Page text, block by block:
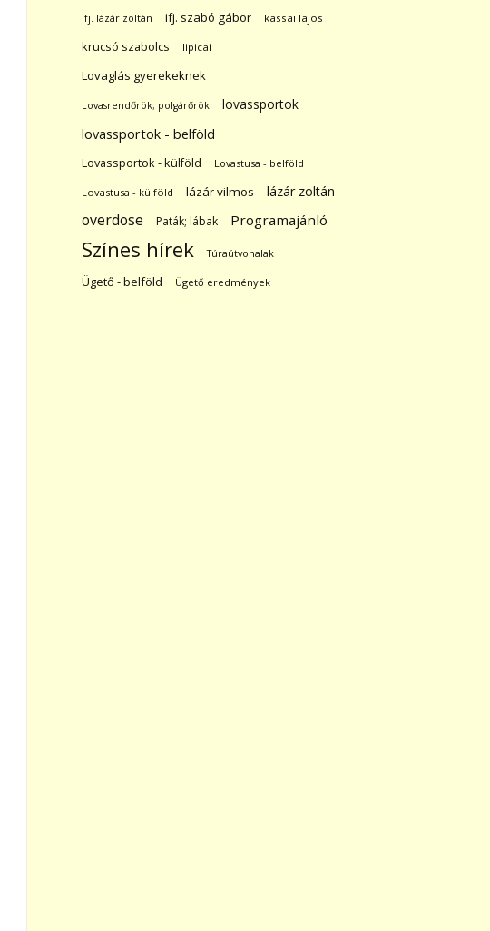
ifj. lázár zoltán ifj. szabó gábor kassai lajos
krucsó szabolcs lipicai
Lovaglás gyerekeknek
Lovasrendőrök; polgárőrök
lovassportok
lovassportok - belföld
Lovassportok - külföld Lovastusa - belföld
Lovastusa - külföld lázár vilmos lázár zoltán
overdose Paták; lábak Programajánló
Színes hírek Túraútvonalak
Ügető - belföld Ügető eredmények